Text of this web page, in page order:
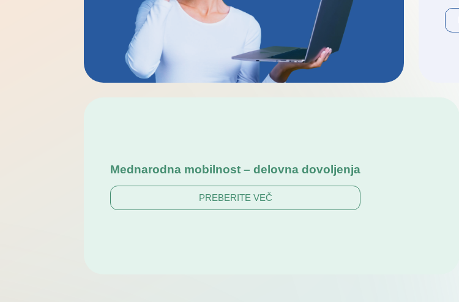
Mednarodna mobilnost – delovna dovoljenja
PREBERITE VEČ